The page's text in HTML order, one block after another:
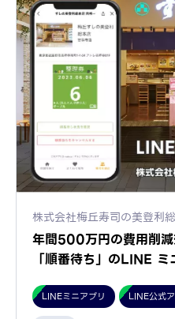
株式会社梅丘寿司の美登利
年間500万円の費用削
「順番待ち」のLINE ミ
LINEミニアプリ LINE公式